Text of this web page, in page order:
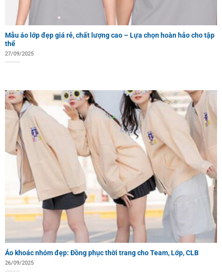
Mẫu áo lớp đẹp giá rẻ, chất lượng cao – Lựa chọn hoàn hảo cho tập
thể
27/09/2025
Áo khoác nhóm đẹp: Đồng phục thời trang cho Team, Lớp, CLB
26/09/2025